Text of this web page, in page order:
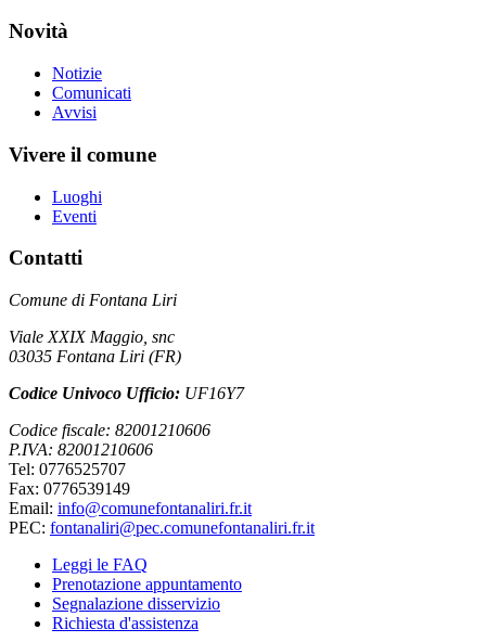
Novità
Notizie
Comunicati
Avvisi
Vivere il comune
Luoghi
Eventi
Contatti
Comune di Fontana Liri
Viale XXIX Maggio, snc
03035 Fontana Liri (FR)
Codice Univoco Ufficio: UF16Y7
Codice fiscale: 82001210606
P.IVA: 82001210606
Tel: 0776525707
Fax: 0776539149
Email: info@comunefontanaliri.fr.it
PEC: fontanaliri@pec.comunefontanaliri.fr.it
Leggi le FAQ
Prenotazione appuntamento
Segnalazione disservizio
Richiesta d'assistenza